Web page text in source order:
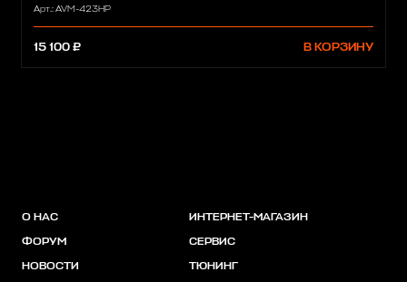
Арт.: AVM-423HP
15 100 ₽ В КОРЗИНУ
О НАС
ФОРУМ
НОВОСТИ
ИНТЕРНЕТ-МАГАЗИН
СЕРВИС
ТЮНИНГ